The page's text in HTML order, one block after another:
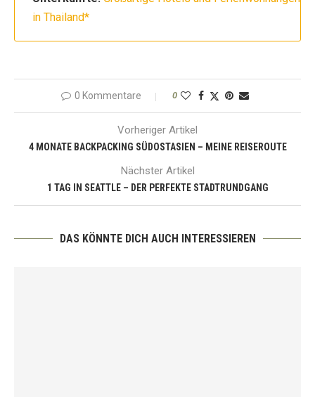
in Thailand*
0 Kommentare 0
Vorheriger Artikel
4 MONATE BACKPACKING SÜDOSTASIEN – MEINE REISEROUTE
Nächster Artikel
1 TAG IN SEATTLE – DER PERFEKTE STADTRUNDGANG
DAS KÖNNTE DICH AUCH INTERESSIEREN